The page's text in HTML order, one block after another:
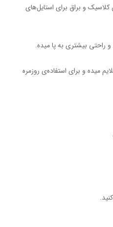
و براق برای استایل‌های
راحتی بیشتری به پا میده.
ملایم میده و برای استفاده‌ی روزمره